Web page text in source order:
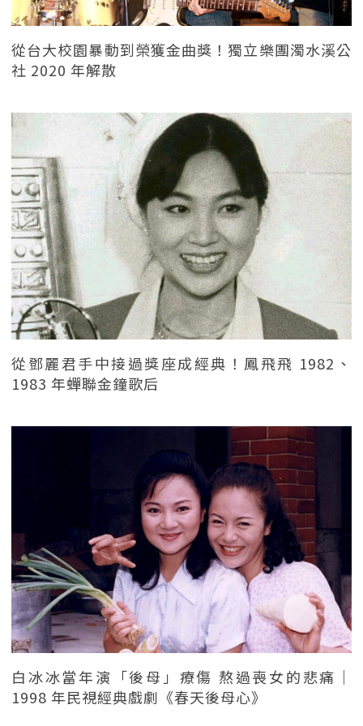
從台大校園暴動到榮獲金曲獎！獨立樂團濁水溪公
社 2020 年解散
從鄧麗君手中接過獎座成經典！鳳飛飛 1982、
1983 年蟬聯金鐘歌后
白冰冰當年演「後母」療傷 熬過喪女的悲痛｜
1998 年民視經典戲劇《春天後母心》